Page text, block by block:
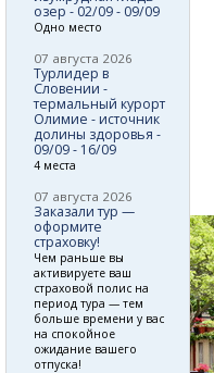
озер - 02/09 - 09/09
Одно место
07 августа 2026
Турлидер в
Словении -
термальный курорт
Олимие - источник
долины здоровья -
09/09 - 16/09
4 места
07 августа 2026
Заказали тур —
оформите
страховку!
Чем раньше вы
активируете ваш
страховой полис на
период тура — тем
больше времени у вас
на спокойное
ожидание вашего
отпуска!